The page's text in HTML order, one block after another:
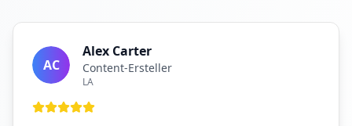
AC
Alex Carter
Content-Ersteller
LA